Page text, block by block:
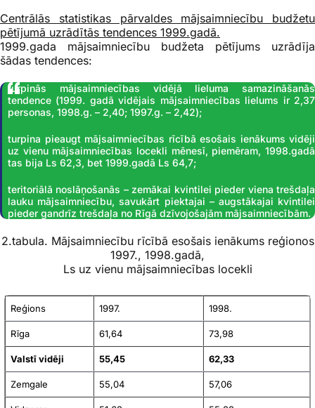
Centrālās statistikas pārvaldes mājsaimniecību budžetu
pētījumā uzrādītās tendences 1999.gadā.
1999.gada mājsaimniecību budžeta pētījums uzrādīja
šādas tendences:
turpinās mājsaimniecības vidējā lieluma samazināšanās
tendence (1999. gadā vidējais mājsaimniecības lielums ir 2,37
personas, 1998.g. – 2,40; 1997.g. – 2,42);
turpina pieaugt mājsaimniecības rīcībā esošais ienākums vidēji
uz vienu mājsaimniecības locekli mēnesī, piemēram, 1998.gadā
tas bija Ls 62,3, bet 1999.gadā Ls 64,7;
teritoriālā noslāņošanās – zemākai kvintilei pieder viena trešdaļa
lauku mājsaimniecību, savukārt piektajai – augstākajai kvintilei
pieder gandrīz trešdaļa no Rīgā dzīvojošajām mājsaimniecībām.
2.tabula. Mājsaimniecību rīcībā esošais ienākums reģionos
1997., 1998.gadā,
Ls uz vienu mājsaimniecības locekli
Reģions 1997. 1998.
Rīga 61,64 73,98
Valstī vidēji 55,45 62,33
Zemgale 55,04 57,06